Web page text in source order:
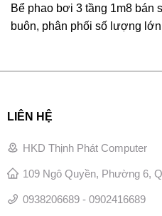
Bể phao bơi 3 tầng 1m8 bán
buôn, phân phối số lượng
LIÊN HỆ
HKD Thịnh Phát Computer
109 Ngô Quyền, Phường 6,
0938206689 - 0902416689